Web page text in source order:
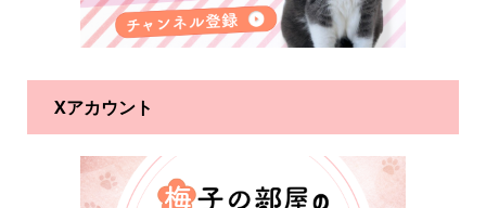
Xアカウント